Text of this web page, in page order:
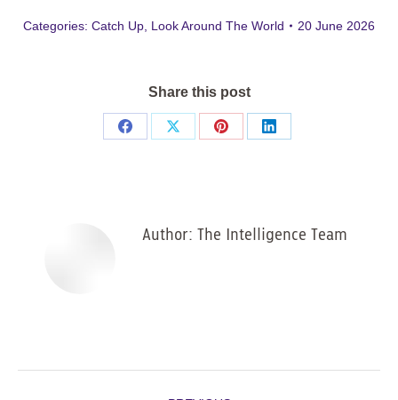
Categories: Catch Up Look Around The World 20 June 2026
Share this post
Share
Share
Share
Share
Author: The Intelligence Team